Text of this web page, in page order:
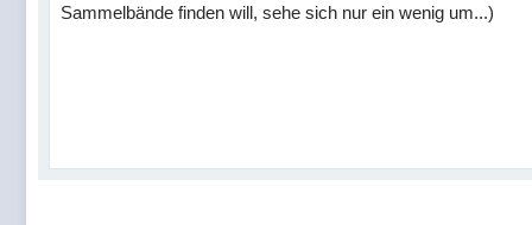
Sammelbände finden will, sehe sich nur ein wenig um...)